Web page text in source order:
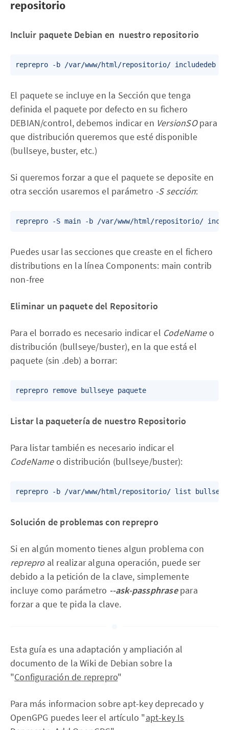
repositorio
Incluir paquete Debian en nuestro repositorio
El paquete se incluye en la Sección que tenga
definida el paquete por defecto en su fichero
DEBIAN/control, debemos indicar en VersionSOpara
que distribución queremos que esté disponible
(bullseye, buster, etc.)
Si queremos forzar a que el paquete se deposite en
otra sección usaremos el parámetro -S sección:
Puedes usar las secciones que creaste en el fichero
distributions en la línea Components: main contrib
non-free
Eliminar un paquete del Repositorio
Para el borrado es necesario indicar el CodeNameo
distribución (bullseye/buster), en la que está el
paquete (sin .deb) a borrar:
Listar la paquetería de nuestro Repositorio
Para listar también es necesario indicar el
CodeNameo distribución (bullseye/buster):
reprepro -b /var/www/html/repositorio/ list bullseye
Solución de problemas con reprepro
Si en algún momento tienes algun problema con
repreproal realizar alguna operación, puede ser
debido a la petición de la clave, simplemente
incluye como parámetro --ask-passphrasepara
forzar a que te pida la clave.
Esta guía es una adaptación y ampliación al
documento de la Wiki de Debian sobre la
"Configuración de reprepro"
Para más informacion sobre apt-key deprecado y
OpenGPG puedes leer el artículo "apt-key Is